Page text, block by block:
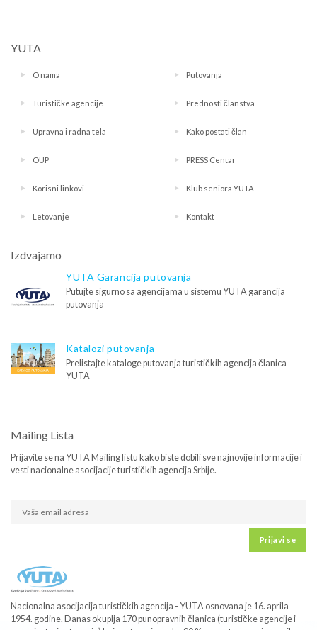
YUTA
O nama Putovanja
Turističke agencije Prednosti članstva
Upravna i radna tela Kako postati član
OUP PRESS Centar
Korisni linkovi Klub seniora YUTA
Letovanje Kontakt
Izdvajamo
YUTA Garancija putovanja
Putujte sigurno sa agencijama u sistemu YUTA garancija
putovanja
Katalozi putovanja
Prelistajte kataloge putovanja turističkih agencija članica
YUTA
Mailing Lista
Prijavite se na YUTA Mailing listu kako biste dobili sve najnovije informacije i
vesti nacionalne asocijacije turističkih agencija Srbije.
Prijavi se
Nacionalna asocijacija turističkih agencija - YUTA osnovana je 16. aprila
1954. godine. Danas okuplja 170 punopravnih članica (turističke agencije i